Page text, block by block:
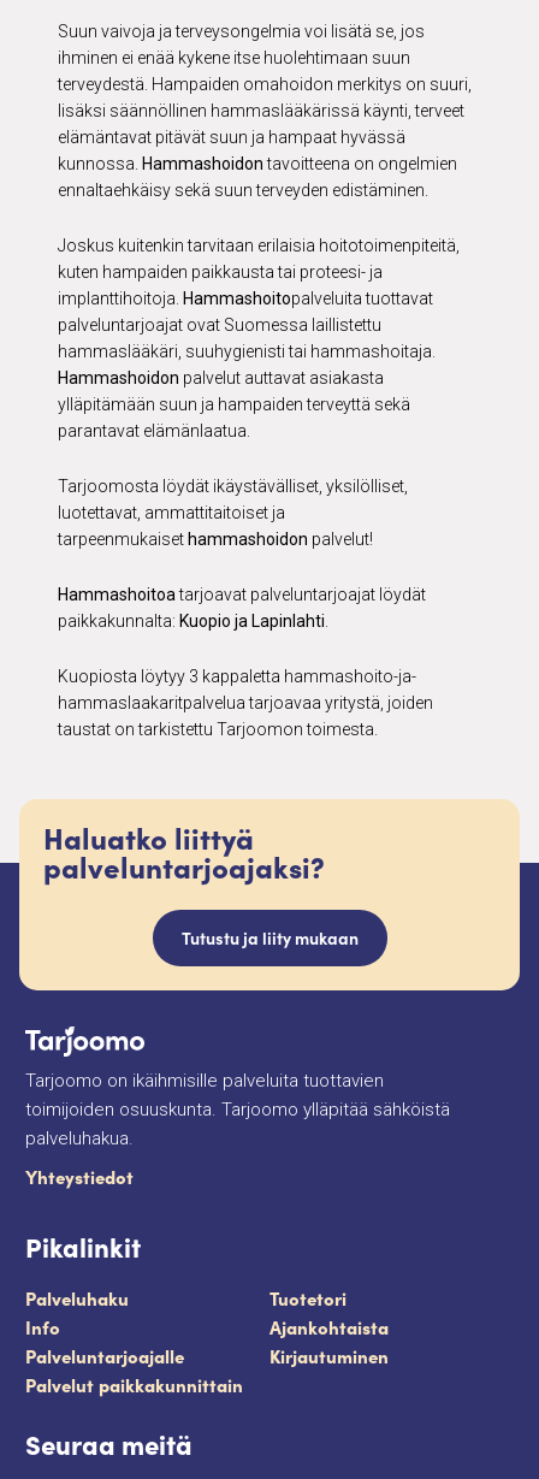
Suun vaivoja ja terveysongelmia voi lisätä se, jos
ihminen ei enää kykene itse huolehtimaan suun
terveydestä. Hampaiden omahoidon merkitys on suuri,
lisäksi säännöllinen hammaslääkärissä käynti, terveet
elämäntavat pitävät suun ja hampaat hyvässä
kunnossa. Hammashoidontavoitteena on ongelmien
ennaltaehkäisy sekä suun terveyden edistäminen.
Joskus kuitenkin tarvitaan erilaisia hoitotoimenpiteitä,
kuten hampaiden paikkausta tai proteesi- ja
implanttihoitoja. Hammashoitopalveluita tuottavat
palveluntarjoajat ovat Suomessa laillistettu
hammaslääkäri, suuhygienisti tai hammashoitaja.
Hammashoidon palvelut auttavat asiakasta
ylläpitämään suun ja hampaiden terveyttä sekä
parantavat elämänlaatua.
Tarjoomosta löydät ikäystävälliset, yksilölliset,
luotettavat, ammattitaitoiset ja
tarpeenmukaiset hammashoidon palvelut!
Hammashoitoatarjoavat palveluntarjoajat löydät
paikkakunnalta: Kuopio ja Lapinlahti
Kuopiosta löytyy 3 kappaletta hammashoito-ja-
hammaslaakaritpalvelua tarjoavaa yritystä, joiden
taustat on tarkistettu Tarjoomon toimesta.
Haluatko liittyä
palveluntarjoajaksi?
Tutustu ja liity mukaan
Tarjoomo on ikäihmisille palveluita tuottavien
toimijoiden osuuskunta. Tarjoomo ylläpitää sähköistä
palveluhakua.
Yhteystiedot
Pikalinkit
Palveluhaku
Tuotetori
Info
Ajankohtaista
Palveluntarjoajalle
Kirjautuminen
Palvelut paikkakunnittain
Seuraa meitä